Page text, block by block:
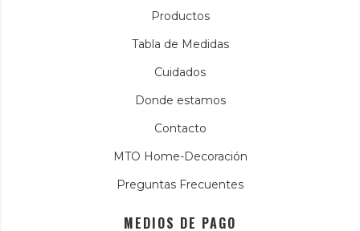
Productos
Tabla de Medidas
Cuidados
Donde estamos
Contacto
MTO Home-Decoración
Preguntas Frecuentes
MEDIOS DE PAGO